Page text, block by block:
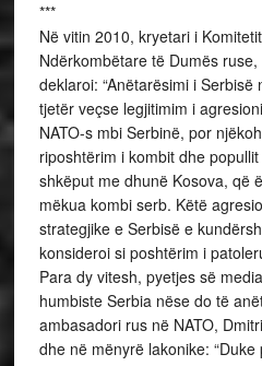
***
Në vitin 2010, kryetari i
Ndërkombëtare të Dumës
deklaroi: “Anëtarësimi i Serbisë
tjetër veçse legjitimim i
NATO-s mbi Serbinë, por
riposhtërim i kombit dhe
shkëput me dhunë Kosova, që
mëkua kombi serb. Këtë
strategjike e Serbisë e
konsideroi si poshtërim i
Para dy vitesh, pyetjes së
humbiste Serbia nëse do të
ambasadori rus në NATO,
dhe në mënyrë lakonike: